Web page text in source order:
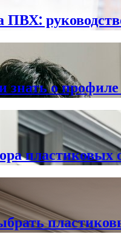
знать о
пластиковых